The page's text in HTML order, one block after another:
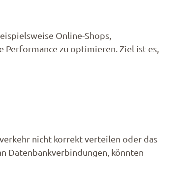
Online-Shops,
zu optimieren. Ziel ist es,
nicht korrekt verteilen oder das
Datenbankverbindungen, könnten